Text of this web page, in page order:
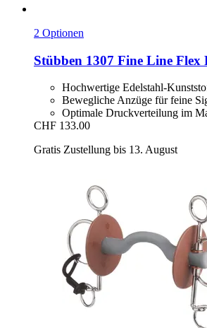
2 Optionen
Stübben 1307 Fine Line Flex
Hochwertige Edelstahl-
Bewegliche Anzüge für feine
Optimale Druckverteilung im
CHF 133.00
Gratis Zustellung bis 13. August